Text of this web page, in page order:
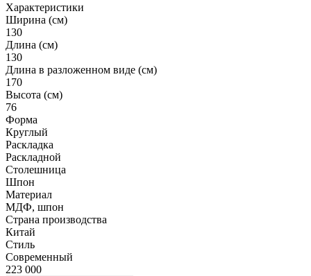
Характеристики
Ширина (см)
130
Длина (см)
130
Длина в разложенном виде (см)
170
Высота (см)
76
Форма
Круглый
Раскладка
Раскладной
Столешница
Шпон
Материал
МДФ, шпон
Страна производства
Китай
Стиль
Современный
223 000